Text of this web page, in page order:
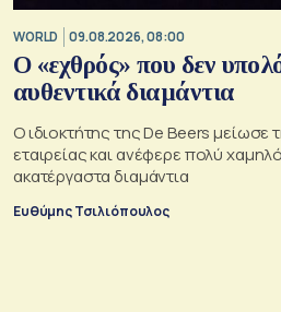
WORLD 09.08.2026, 08:00
Ο «εχθρός» που δεν
αυθεντικά διαμάντια
Ο ιδιοκτήτης της De Beers μείωσε
εταιρείας και ανέφερε πολύ
ακατέργαστα διαμάντια
Ευθύμης Τσιλιόπουλος